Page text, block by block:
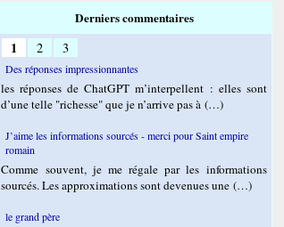
Derniers commentaires
1 2 3
Des réponses impressionnantes
les réponses de ChatGPT m’interpellent : elles sont
d’une telle "richesse" que je n’arrive pas à (…)
J’aime les informations sourcés - merci pour Saint empire
romain
Comme souvent, je me régale par les informations
sourcés. Les approximations sont devenues une (…)
le grand père